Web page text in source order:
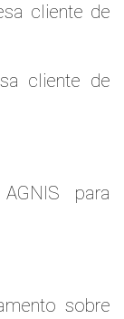
cliente de
cliente de
para
sobre